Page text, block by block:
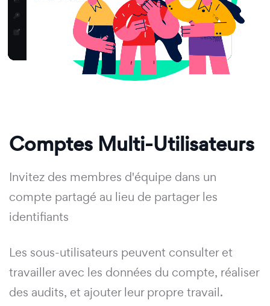
Comptes Multi-Utilisateurs
Invitez des membres d'équipe dans un
compte partagé au lieu de partager les
identifiants
Les sous-utilisateurs peuvent consulter et
travailler avec les données du compte, réaliser
des audits, et ajouter leur propre travail.